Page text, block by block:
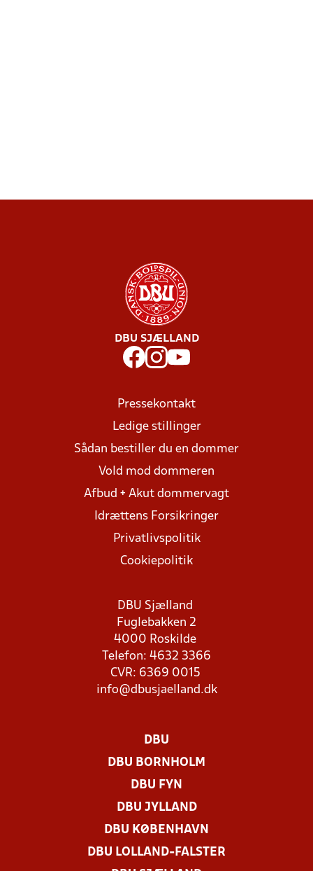
DBU SJÆLLAND
Pressekontakt
Ledige stillinger
Sådan bestiller du en dommer
Vold mod dommeren
Afbud + Akut dommervagt
Idrættens Forsikringer
Privatlivspolitik
Cookiepolitik
DBU Sjælland
Fuglebakken 2
4000 Roskilde
Telefon: 4632 3366
CVR: 6369 0015
info@dbusjaelland.dk
DBU
DBU BORNHOLM
DBU FYN
DBU JYLLAND
DBU KØBENHAVN
DBU LOLLAND-FALSTER